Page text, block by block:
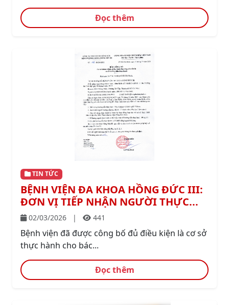
Đọc thêm
TIN TỨC
BỆNH VIỆN ĐA KHOA HỒNG ĐỨC III:
ĐƠN VỊ TIẾP NHẬN NGƯỜI THỰC...
02/03/2026 | 441
Bệnh viện đã được công bố đủ điều kiện là cơ sở
thực hành cho bác...
Đọc thêm